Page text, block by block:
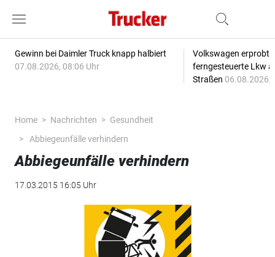
Gewinn bei Daimler Truck knapp halbiert
07.08.2026, 08:06 Uhr
Volkswagen erprobt
ferngesteuerte Lkw
Straßen 06.08.2026,
Home Nachrichten
Gesundheit
Abbiegeunfälle verhindern
Abbiegeunfälle verhindern
17.03.2015 16:05 Uhr